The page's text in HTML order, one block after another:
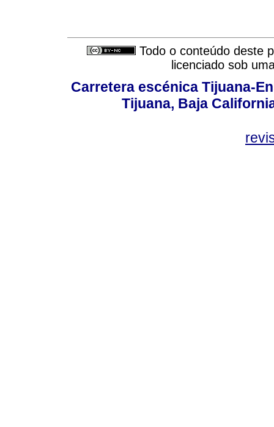
Todo o conteúdo deste
licenciado sob
Carretera escénica Tijuana-
Tijuana, Baja